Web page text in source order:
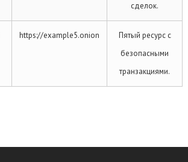
сделок.
https://example5.onion
Пятый ресурс с
безопасными
транзакциями.